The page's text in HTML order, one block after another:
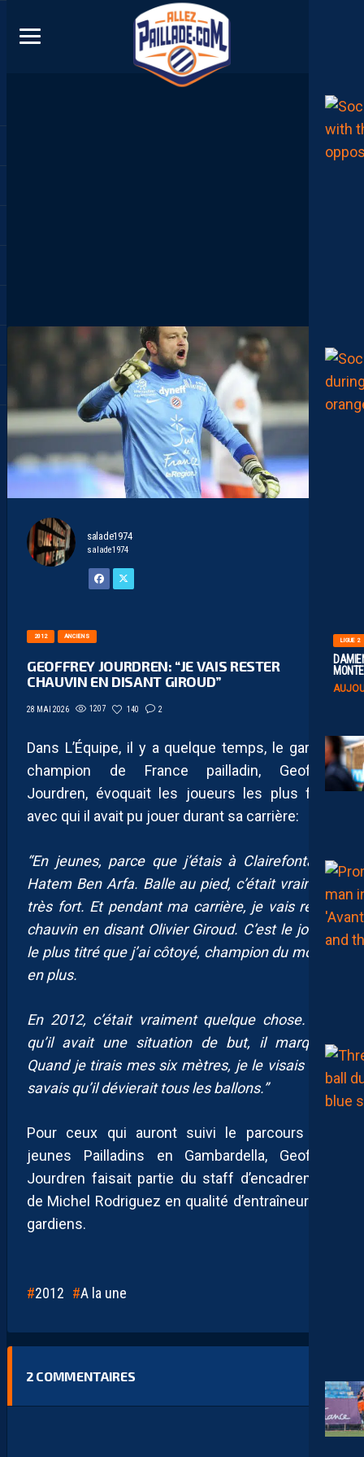
LIGUE 2
salade1974
salade1974
2012 ANCIENS
GEOFFREY JOURDREN: “JE VAIS RESTER
CHAUVIN EN DISANT GIROUD”
28 MAI 2026 1207 140 2
Dans L’Équipe, il y a quelque temps, le gardien
champion de France pailladin, Geoffrey
Jourdren, évoquait les joueurs les plus forts
avec qui il avait pu jouer durant sa carrière:
“En jeunes, parce que j’étais à Clairefontaine,
Hatem Ben Arfa. Balle au pied, c’était vraiment
très fort. Et pendant ma carrière, je vais rester
chauvin en disant Olivier Giroud. C’est le joueur
le plus titré que j’ai côtoyé, champion du monde
en plus.
En 2012, c’était vraiment quelque chose. Dès
qu’il avait une situation de but, il marquait.
Quand je tirais mes six mètres, je le visais et je
savais qu’il dévierait tous les ballons.”
Pour ceux qui auront suivi le parcours des
jeunes Pailladins en Gambardella, Geoffrey
Jourdren faisait partie du staff d’encadrement
de Michel Rodriguez en qualité d’entraîneur des
gardiens.
2012 A la une
2 COMMENTAIRES